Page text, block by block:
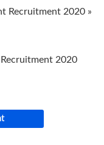
Recruitment 2020 »
2020